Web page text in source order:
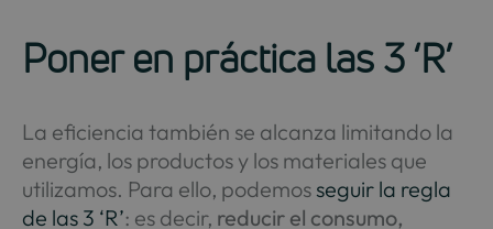
Poner en práctica las 3 ‘R’
La eficiencia también se alcanza limitando la
energía, los productos y los materiales que
utilizamos. Para ello, podemos seguir la regla
de las 3 ‘R’: es decir, reducir el consumo,